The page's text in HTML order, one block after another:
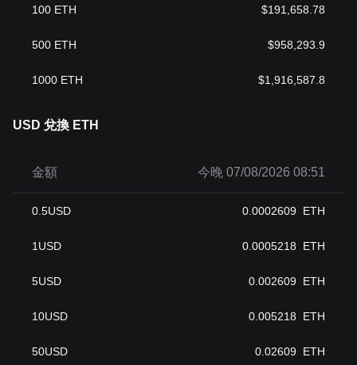
100 ETH $191,658.78
500 ETH $958,293.9
1000 ETH $1,916,587.8
USD 兌換 ETH
金額 今晚 07/08/2026 08:51
0.5USD 0.0002609 ETH
1 USD 0.0005218 ETH
5USD 0.002609 ETH
10USD 0.005218 ETH
50USD 0.02609 ETH